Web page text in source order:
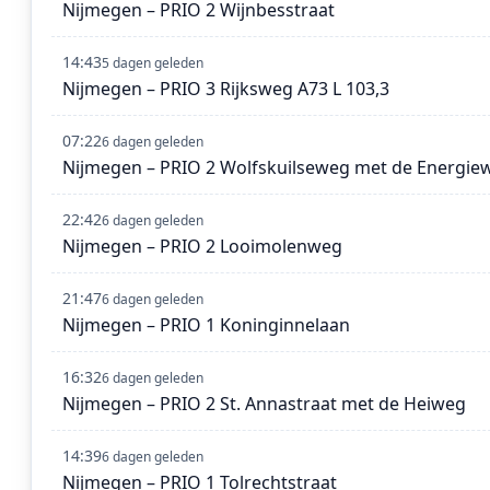
Nijmegen – PRIO 2 Wijnbesstraat
14:435 dagen geleden
Nijmegen – PRIO 3 Rijksweg A73 L 103,3
07:226 dagen geleden
Nijmegen – PRIO 2 Wolfskuilseweg met de
22:426 dagen geleden
Nijmegen – PRIO 2 Looimolenweg
21:476 dagen geleden
Nijmegen – PRIO 1 Koninginnelaan
16:326 dagen geleden
Nijmegen – PRIO 2 St. Annastraat met de Heiweg
14:396 dagen geleden
Nijmegen – PRIO 1 Tolrechtstraat